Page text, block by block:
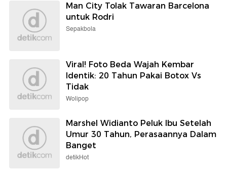
Man City Tolak Tawaran Barcelona
untuk Rodri
Sepakbola
Viral! Foto Beda Wajah Kembar
Identik: 20 Tahun Pakai Botox Vs
Tidak
Wolipop
Marshel Widianto Peluk Ibu Setelah
Umur 30 Tahun, Perasaannya Dalam
Banget
detikHot